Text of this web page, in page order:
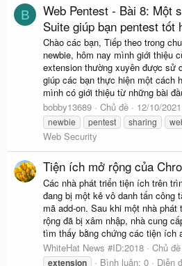
B
Web Pentest - Bài 8: Một
Suite giúp bạn pentest tốt
Chào các bạn, Tiếp theo trong
newbie, hôm nay mình giới thiệu
extension thường xuyên được sử
giúp các bạn thực hiện một cách
mình có giới thiệu từ những bài
bobby13689
Chủ đề 12/10/2021
newbie pentest sharing
Web Security
Tiện ích mở rộng của
Các nhà phát triển tiện ích trên
đang bị một kẻ vô danh tấn công
mã add-on. Sau khi một nhà
rộng đã bị xâm nhập, nhà cung
tìm thấy bằng chứng các tiện ích
WhiteHat News #ID:2018
Chủ đề
extension Bình luận: 0 Diễn